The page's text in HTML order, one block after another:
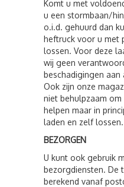
Komt u met
u een stormbaan/
o.i.d. gehuurd dan
heftruck voor u met
lossen. Voor deze
wij geen
beschadigingen aan
Ook zijn onze
niet behulpzaam
helpen maar in
laden en zelf lossen.
BEZORGEN
U kunt ook gebruik
bezorgdiensten. De
berekend vanaf